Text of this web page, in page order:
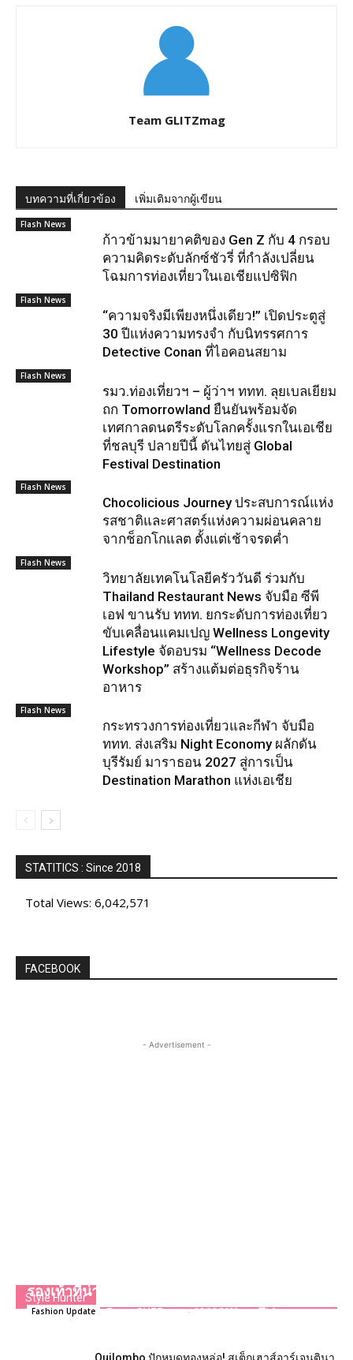
Team GLITZmag
บทความที่เกี่ยวข้อง เพิ่มเติมจากผู้เขียน
Flash News
ก้าวข้ามมายาคติของ Gen Z กับ 4 กรอบ
ความคิดระดับลักซ์ชัวรี่ ที่กำลังเปลี่ยน
โฉมการท่องเที่ยวในเอเชียแปซิฟิก
Flash News
“ความจริงมีเพียงหนึ่งเดียว!” เปิดประตูสู่
30 ปีแห่งความทรงจำ กับนิทรรศการ
Detective Conan ที่ไอคอนสยาม
Flash News
รมว.ท่องเที่ยวฯ – ผู้ว่าฯ ททท. ลุยเบลเยียม
ถก Tomorrowland ยืนยันพร้อมจัด
เทศกาลดนตรีระดับโลกครั้งแรกในเอเชีย
ที่ชลบุรี ปลายปีนี้ ดันไทยสู่ Global
Festival Destination
Flash News
Chocolicious Journey ประสบการณ์แห่ง
รสชาติและศาสตร์แห่งความผ่อนคลาย
จากช็อกโกแลต ตั้งแต่เช้าจรดค่ำ
Flash News
วิทยาลัยเทคโนโลยีครัววันดี ร่วมกับ
Thailand Restaurant News จับมือ ซีพี
เอฟ ขานรับ ททท. ยกระดับการท่องเที่ยว
ขับเคลื่อนแคมเปญ Wellness Longevity
Lifestyle จัดอบรม “Wellness Decode
Workshop” สร้างแต้มต่อธุรกิจร้าน
อาหาร
Flash News
กระทรวงการท่องเที่ยวและกีฬา จับมือ
ททท. ส่งเสริม Night Economy ผลักดัน
บุรีรัมย์ มาราธอน 2027 สู่การเป็น
Destination Marathon แห่งเอเชีย
STATITICS : Since 2018
Total Views: 6,042,571
FACEBOOK
- Advertisement -
Style Hunter
รองเท้าที่น่ารักที่สุดแห่งปี
Fashion Update Team GLITZmag - 25/05/2020 0